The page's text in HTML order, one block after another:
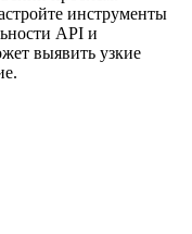
инструменты
API и
выявить узкие